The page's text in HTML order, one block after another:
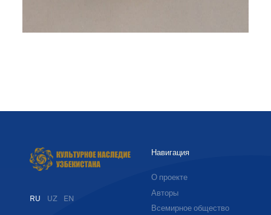
RU UZ EN
Навигация
О проекте
Авторы
Всемирное общество